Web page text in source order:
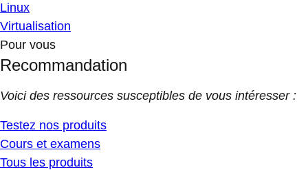
Linux
Virtualisation
Pour vous
Recommandation
Voici des ressources susceptibles de vous intéresser :
Testez nos produits
Cours et examens
Tous les produits